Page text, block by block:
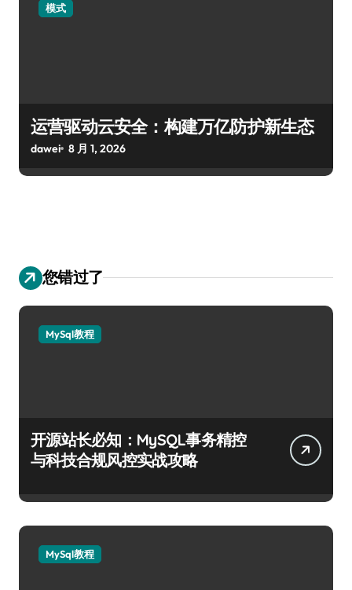
模式
运营驱动云安全：构建万亿防护新生态
dawei 8 月 1, 2026
您错过了
MySql教程
开源站长必知：MySQL事务精控
与科技合规风控实战攻略
MySql教程